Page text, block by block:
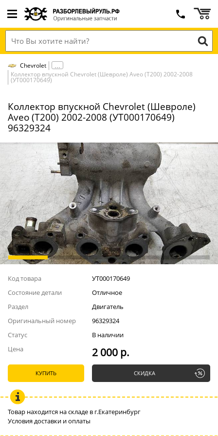
Chevrolet
Коллектор впускной Chevrolet (Шевроле) Aveo (T200) 2002-2008
(УТ000170649)
Коллектор впускной Chevrolet (Шевроле)
Aveo (T200) 2002-2008 (УТ000170649)
96329324
Код товара
УТ000170649
Состояние детали
Отличное
Раздел
Двигатель
Оригинальный номер
96329324
Статус
В наличии
Цена
2 000 р.
КУПИТЬ СКИДКА
Товар находится на складе в г.Екатеринбург
Условия доставки и оплаты